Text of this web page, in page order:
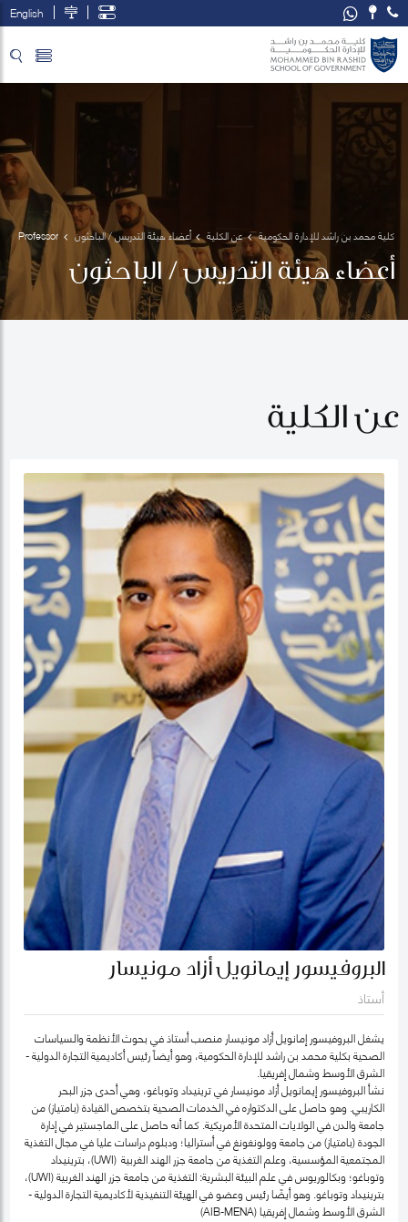
English
كلية محمد بن راشد للإدارة الحكومية عن الكلية أعضاء هيئة التدريس / الباحثون
Professor
Immanuel
Moonesar
أعضاء هيئة التدريس / الباحثون
عن الكلية
البروفيسور إيمانويل أزاد مونيسار
أستاذ
يشغل البروفيسور إمانويل أزاد مونيسار منصب أستاذ في بحوث الأنظمة والسياسات
الصحية بكلية محمد بن راشد للإدارة الحكومية، وهو أيضاً رئيس أكاديمية التجارة الدولية -
الشرق الأوسط وشمال إفريقيا.
نشأ البروفيسور إيمانويل أزاد مونيسار في ترينيداد وتوباغو، وهي أحدى جزر البحر
الكاريبي. وهو حاصل على الدكتواره في الخدمات الصحية بتخصص القيادة (بامتياز) من
جامعة والدن في الولايات المتحدة الأمريكية. كما أنه حاصل على الماجستير في إدارة
الجودة (بامتياز) من جامعة وولونغونغ في أستراليا؛ ودبلوم دراسات عليا في مجال التغذية
المجتمعية المؤسسية، وعلم التغذية من جامعة جزر الهند الغربية (UWI)، بترينيداد
وتوباغو؛ وبكالوريوس في علم البيئة البشرية: التغذية من جامعة جزر الهند الغربية (UWI)،
بترينيداد وتوباغو. وهو أيضًا رئيس وعضو في الهيئة التنفيذية لأكاديمية التجارة الدولية -
الشرق الأوسط وشمال إفريقيا (AIB-MENA)